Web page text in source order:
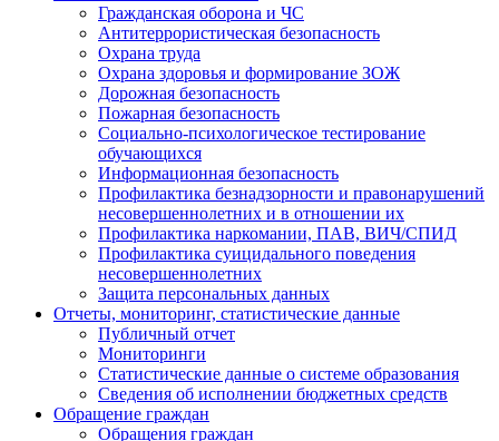
Гражданская оборона и ЧС
Антитеррористическая безопасность
Охрана труда
Охрана здоровья и формирование ЗОЖ
Дорожная безопасность
Пожарная безопасность
Социально-психологическое тестирование
обучающихся
Информационная безопасность
Профилактика безнадзорности и правонарушений
несовершеннолетних и в отношении их
Профилактика наркомании, ПАВ, ВИЧ/СПИД
Профилактика суицидального поведения
несовершеннолетних
Защита персональных данных
Отчеты, мониторинг, статистические данные
Публичный отчет
Мониторинги
Статистические данные о системе образования
Сведения об исполнении бюджетных средств
Обращение граждан
Обращения граждан